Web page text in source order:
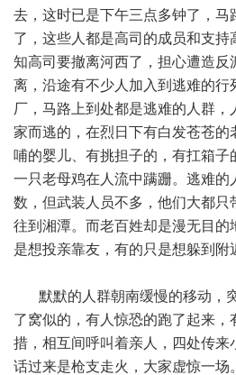
去，这时已是下午三点多钟了，马
了，这些人都是高司的成员和支
知高司要撤离河西了，担心遭造反
离，沿途有不少人加入到逃难的行
厂，马路上到处都是逃难的人群
家而逃的，在烈日下有白发苍苍的
哺的婴儿、有挑担子的，有扛箱
一只老母鸡在人流中蹒跚。逃难的
数，但武装人员不多，他们大都只
往到湘潭。而老百姓却是漫无目的
是想投亲靠友，有的只是想躲到附
默默的人群朝南缓慢的移动，
了窝似的，有人惊恐的跑了起来，
措，相互间呼叫着亲人，四处传来
话过来是枪支走火，大家虚惊一场